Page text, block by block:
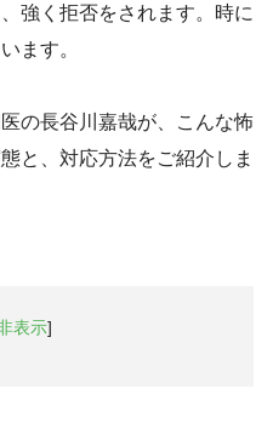
強く拒否をされます。時に
ます。
の長谷川嘉哉が、こんな怖
と、対応方法をご紹介しま
表示]